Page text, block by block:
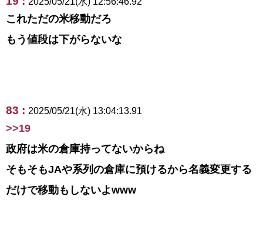
これただの米移動だろ
もう値段は下がらないな
83 : 2025/05/21(水) 13:04:13.91
>>19
政府は米の倉庫持ってないからね
そもそもJAや系列の倉庫に預けるから名義変更する
だけで移動もしないよwww